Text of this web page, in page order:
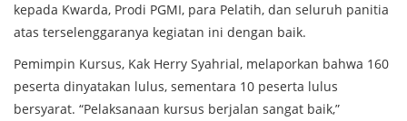
kepada Kwarda, Prodi PGMI, para Pelatih, dan seluruh panitia
atas terselenggaranya kegiatan ini dengan baik.
Pemimpin Kursus, Kak Herry Syahrial, melaporkan bahwa 160
peserta dinyatakan lulus, sementara 10 peserta lulus
bersyarat. “Pelaksanaan kursus berjalan sangat baik,”